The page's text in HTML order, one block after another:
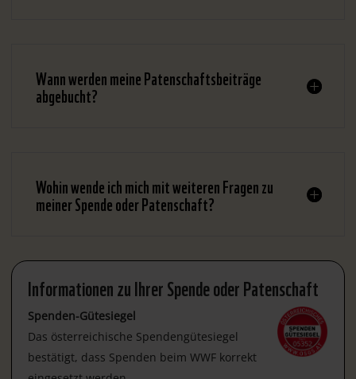
Wann werden meine Patenschaftsbeiträge
abgebucht?
Wohin wende ich mich mit weiteren Fragen zu
meiner Spende oder Patenschaft?
Informationen zu Ihrer Spende oder Patenschaft
Spenden-Gütesiegel
Das österreichische Spendengütesiegel
bestätigt, dass Spenden beim WWF korrekt